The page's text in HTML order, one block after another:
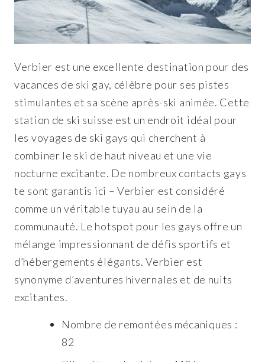
Verbier est une excellente destination pour des
vacances de ski gay, célèbre pour ses pistes
stimulantes et sa scène après-ski animée. Cette
station de ski suisse est un endroit idéal pour
les voyages de ski gays qui cherchent à
combiner le ski de haut niveau et une vie
nocturne excitante. De nombreux contacts gays
te sont garantis ici – Verbier est considéré
comme un véritable tuyau au sein de la
communauté. Le hotspot pour les gays offre un
mélange impressionnant de défis sportifs et
d’hébergements élégants. Verbier est
synonyme d’aventures hivernales et de nuits
excitantes.
Nombre de remontées mécaniques :
82